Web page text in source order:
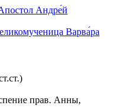
Андре́й
Варва́ра
прав. Анны,